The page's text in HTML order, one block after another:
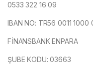
0533 322 16 09
IBAN NO: TR56 0011
FİNANSBANK ENPARA
ŞUBE KODU: 03663